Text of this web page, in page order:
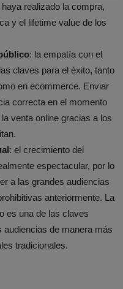
realizado la compra,
y el lifetime value de los
: la empatía con el
claves para el éxito, tanto
en ecommerce. Enviar
correcta en el momento
venta online gracias a los
: el crecimiento del
espectacular, por lo
a las grandes audiencias
anteriormente. La
es una de las claves
audiencias de manera más
tradicionales.